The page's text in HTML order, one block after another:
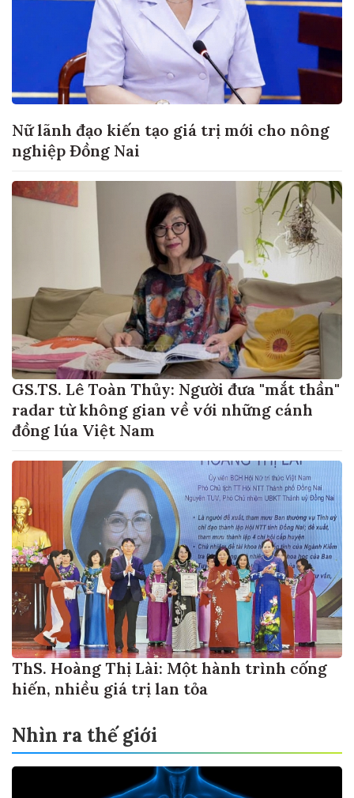
Nữ lãnh đạo kiến tạo giá trị mới cho nông
nghiệp Đồng Nai
GS.TS. Lê Toàn Thủy: Người đưa "mắt thần"
radar từ không gian về với những cánh
đồng lúa Việt Nam
ThS. Hoàng Thị Lài: Một hành trình cống
hiến, nhiều giá trị lan tỏa
Nhìn ra thế giới